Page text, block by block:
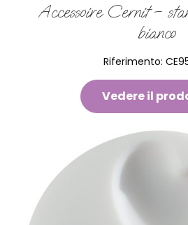
Accessoire Cernit –
bianco
Riferimento:
Vedere il